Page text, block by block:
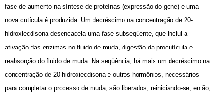
fase de aumento na síntese de proteínas (expressão do gene) e uma
nova cutícula é produzida. Um decréscimo na concentração de 20-
hidroxiecdisona desencadeia uma fase subseqüente, que inclui a
ativação das enzimas no fluido de muda, digestão da procutícula e
reabsorção do fluido de muda. Na seqüência, há mais um decréscimo na
concentração de 20-hidroxiecdisona e outros hormônios, necessários
para completar o processo de muda, são liberados, reiniciando-se, então,